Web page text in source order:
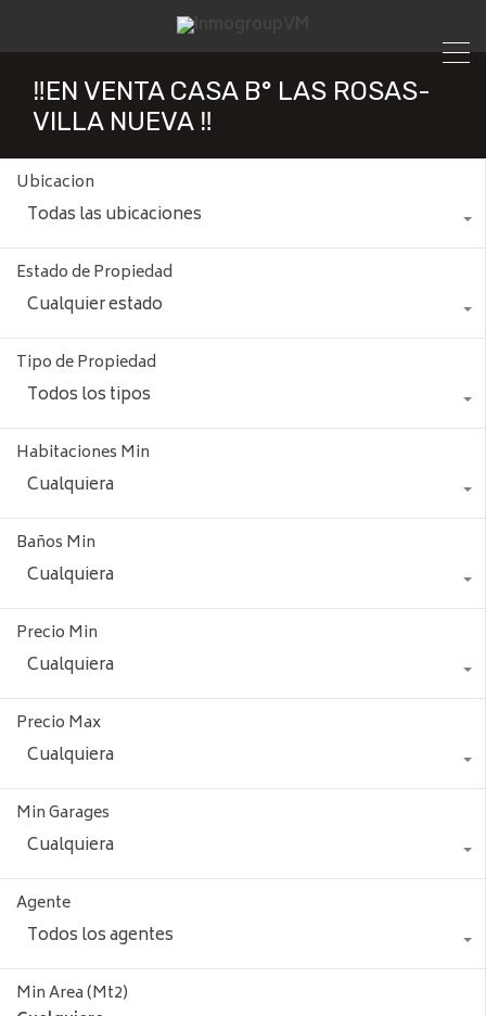
‼️EN VENTA CASA B° LAS ROSAS-
VILLA NUEVA ‼️
Ubicacion
Todas las ubicaciones
Estado de Propiedad
Cualquier estado
Tipo de Propiedad
Todos los tipos
Habitaciones Min
Cualquiera
Baños Min
Cualquiera
Precio Min
Cualquiera
Precio Max
Cualquiera
Min Garages
Cualquiera
Agente
Todos los agentes
Min Area(Mt2)